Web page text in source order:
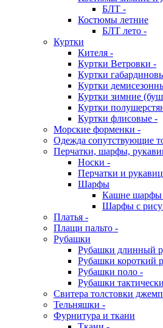
БЛТ -
Костюмы летние
БЛТ лето -
Куртки
Кителя -
Куртки Ветровки -
Куртки
Куртки
Куртки зимние
Куртки
Куртки флисовые -
Морские форменки -
Одежда сопутствующие
Перчатки, шарфы,
Носки -
Перчатки и
Шарфы
Кашне шарфы
Шарфы с
Платья -
Плащи пальто -
Рубашки
Рубашки длинный
Рубашки короткий
Рубашки поло -
Рубашки
Свитера толстовки
Тельняшки -
Фурнитура и ткани